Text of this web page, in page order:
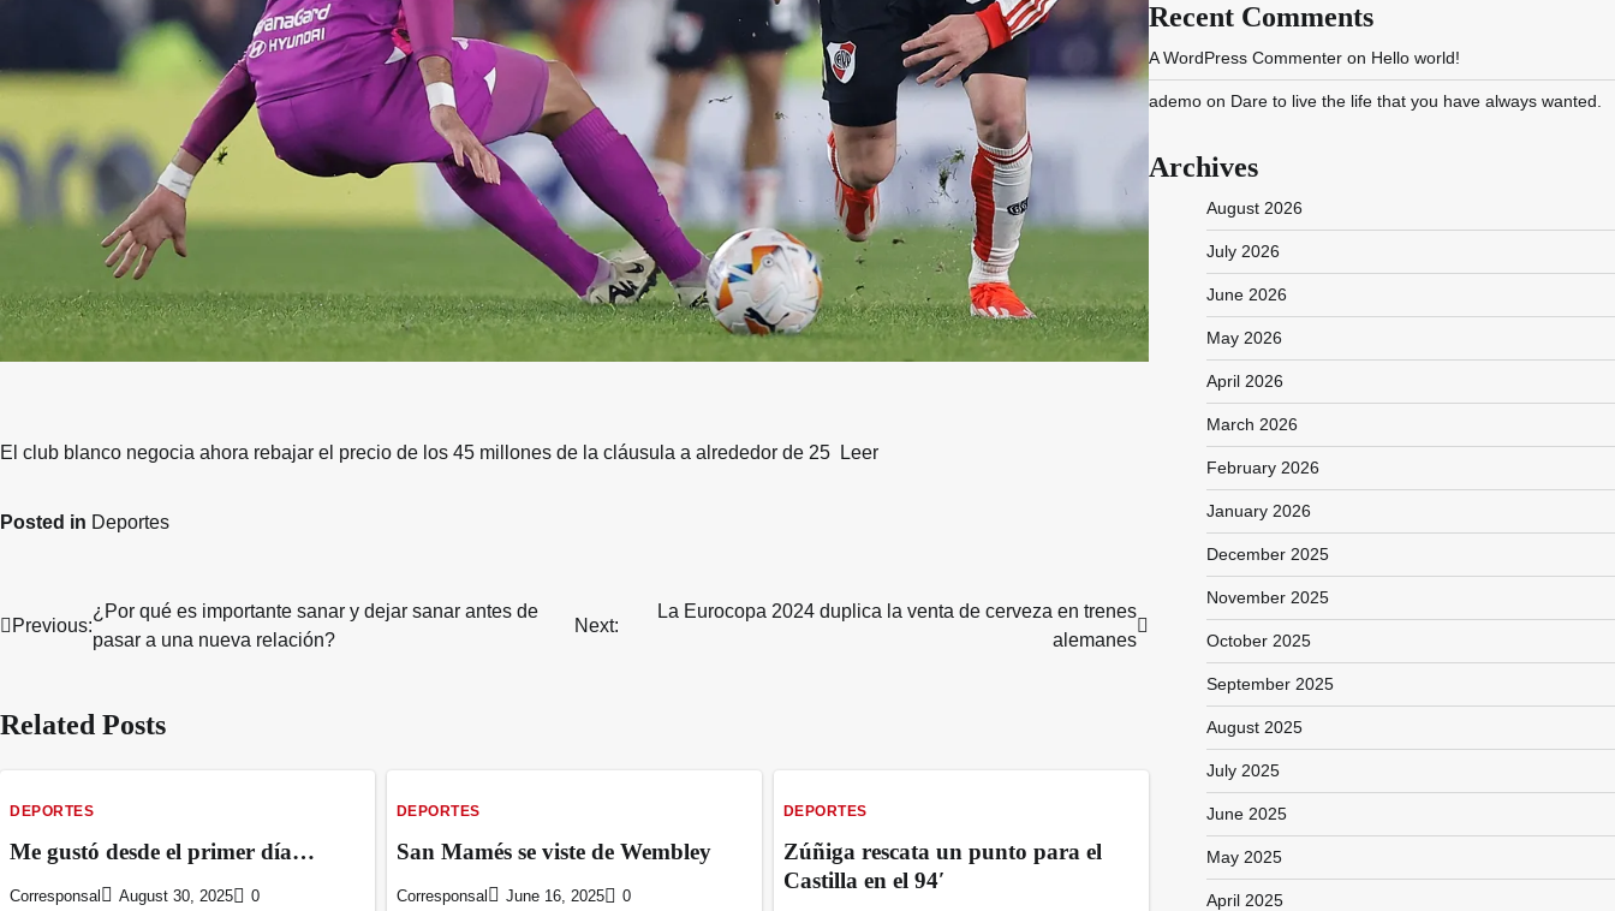
El club blanco negocia ahora rebajar el precio de los 45 millones de la cláusula a alrededor de 25 Leer
Posted in Deportes
Post
Previous:
¿Por qué es importante sanar y dejar sanar antes de
pasar a una nueva relación?
Next:
La Eurocopa 2024 duplica la venta de cerveza en trenes
alemanes
Related Posts
DEPORTES
Me gustó desde el primer día…
Corresponsal August 30, 2025 0
DEPORTES
San Mamés se viste de Wembley
Corresponsal June 16, 2025 0
DEPORTES
Zúñiga rescata un punto para el
Castilla en el 94′
Recent Comments
A WordPress Commenteron Hello world!
ademoon Dare to live the life that you have always wanted.
Archives
August 2026
July 2026
June 2026
May 2026
April 2026
March 2026
February 2026
January 2026
December 2025
November 2025
October 2025
September 2025
August 2025
July 2025
June 2025
May 2025
April 2025